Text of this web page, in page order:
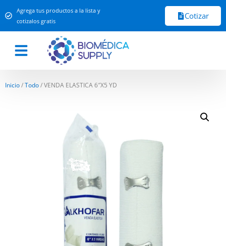
Agrega tus productos a la lista y
cotizalos gratis
Cotizar
Inicio/Todo/ VENDA ELASTICA 6″X5 YD